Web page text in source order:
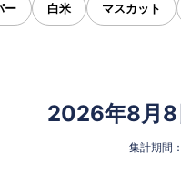
ー 白米 マスカット
2026年8月8
集計期間